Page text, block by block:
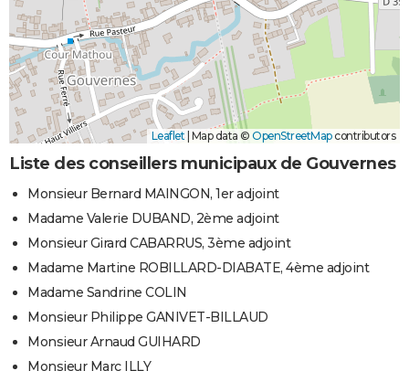
Leaflet Map data © OpenStreetMapcontributors
Liste des conseillers municipaux de Gouvernes
Monsieur Bernard MAINGON, 1er adjoint
Madame Valerie DUBAND, 2ème adjoint
Monsieur Girard CABARRUS, 3ème adjoint
Madame Martine ROBILLARD-DIABATE, 4ème adjoint
Madame Sandrine COLIN
Monsieur Philippe GANIVET-BILLAUD
Monsieur Arnaud GUIHARD
Monsieur Marc ILLY